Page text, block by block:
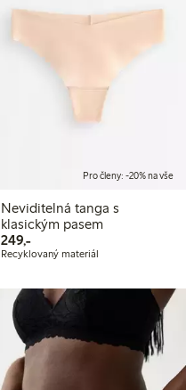
Pro členy: -20% na vše
Neviditelná tanga s
klasickým pasem
249,-249,00 Kč
Recyklovaný materiál